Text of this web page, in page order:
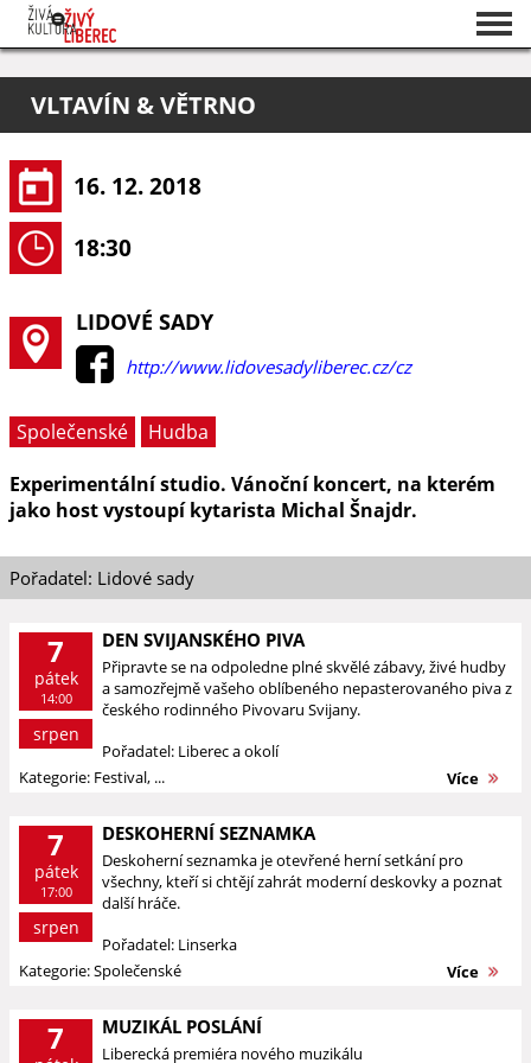
O projektu
Pořadatelé
VLTAVÍN & VĚTRNO
16. 12. 2018
18:30
LIDOVÉ SADY
http://www.lidovesadyliberec.cz/cz
Společenské
Hudba
Experimentální studio. Vánoční koncert, na kterém
jako host vystoupí kytarista Michal Šnajdr.
Pořadatel: Lidové sady
7
pátek
14:00
srpen
DEN SVIJANSKÉHO PIVA
Připravte se na odpoledne plné skvělé zábavy, živé hudby
a samozřejmě vašeho oblíbeného nepasterovaného piva z
českého rodinného Pivovaru Svijany.
Pořadatel: Liberec a okolí
Kategorie: Festival, ...
Více
7
pátek
17:00
srpen
DESKOHERNÍ SEZNAMKA
Deskoherní seznamka je otevřené herní setkání pro
všechny, kteří si chtějí zahrát moderní deskovky a poznat
další hráče.
Pořadatel: Linserka
Kategorie: Společenské
Více
7 MUZIKÁL POSLÁNÍ
Liberecká premiéra nového muzikálu